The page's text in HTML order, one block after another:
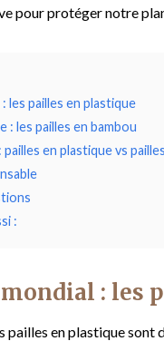
pour protéger notre
les pailles en plastique
: les pailles en bambou
en plastique vs
:
: les
pailles en plastique